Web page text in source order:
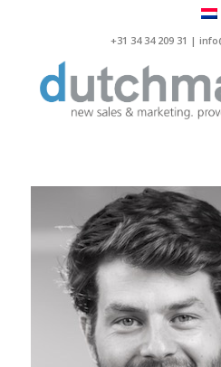
+31 34 34 209 31 |